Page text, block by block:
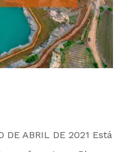
DE ABRIL DE 2021 Está